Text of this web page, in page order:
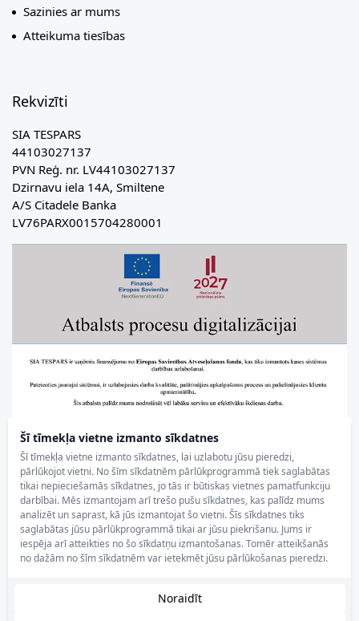
Šī tīmekļa vietne izmanto sīkdatnes
Šī tīmekļa vietne izmanto sīkdatnes, lai uzlabotu jūsu pieredzi,
pārlūkojot vietni. No šīm sīkdatnēm pārlūkprogrammā tiek saglabātas
tikai nepieciešamās sīkdatnes, jo tās ir būtiskas vietnes pamatfunkciju
darbībai. Mēs izmantojam arī trešo pušu sīkdatnes, kas palīdz mums
analizēt un saprast, kā jūs izmantojat šo vietni. Šīs sīkdatnes tiks
saglabātas jūsu pārlūkprogrammā tikai ar jūsu piekrišanu. Jums ir
iespēja arī atteikties no šo sīkdatņu izmantošanas. Tomēr atteikšanās
no dažām no šīm sīkdatnēm var ietekmēt jūsu pārlūkošanas pieredzi.
Noraidīt
Sazinies ar mums
Atteikuma tiesības
Rekvizīti
SIA TESPARS
44103027137
PVN Reģ. nr. LV44103027137
Dzirnavu iela 14A, Smiltene
A/S Citadele Banka
LV76PARX0015704280001